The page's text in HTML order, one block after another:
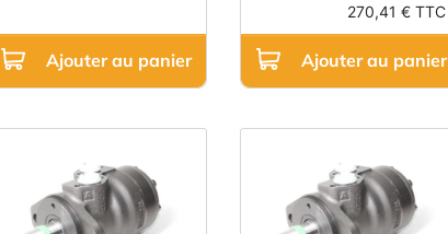
Ajouter au panier
270,41 € TTC
Ajouter au panier